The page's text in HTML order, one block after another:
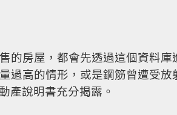
的房屋，都會先透過這個資料庫
過高的情形，或是鋼筋曾遭受放
產說明書充分揭露。